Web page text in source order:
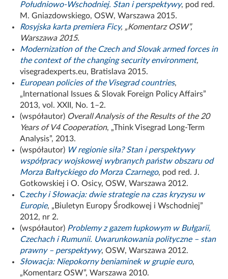
Południowo-Wschodniej. Stan i perspektywy, pod red.
M. Gniazdowskiego, OSW, Warszawa 2015.
Rosyjska karta premiera Ficy, „Komentarz OSW”,
Warszawa 2015.
Modernization of the Czech and Slovak armed forces in
the context of the changing security environment,
visegradexperts.eu, Bratislava 2015.
European policies of the Visegrad countries,
„International Issues & Slovak Foreign Policy Affairs”
2013, vol. XXII, No. 1–2.
(współautor) Overall Analysis of the Results of the 20
Years of V4 Cooperation, „Think Visegrad Long-Term
Analysis”, 2013.
(współautor) W regionie siła? Stan i perspektywy
współpracy wojskowej wybranych państw obszaru od
Morza Bałtyckiego do Morza Czarnego, pod red. J.
Gotkowskiej i O. Osicy, OSW, Warszawa 2012.
Czechy i Słowacja: dwie strategie na czas kryzysu w
Europie, „Biuletyn Europy Środkowej i Wschodniej”
2012, nr 2.
(współautor) Problemy z gazem łupkowym w Bułgarii,
Czechach i Rumunii. Uwarunkowania polityczne – stan
prawny – perspektywy, OSW, Warszawa 2012.
Słowacja: Niepokorny beniaminek w grupie euro,
„Komentarz OSW”, Warszawa 2010.